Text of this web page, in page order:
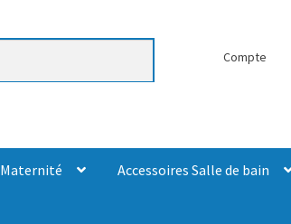
Compte
Maternité Accessoires Salle de bain